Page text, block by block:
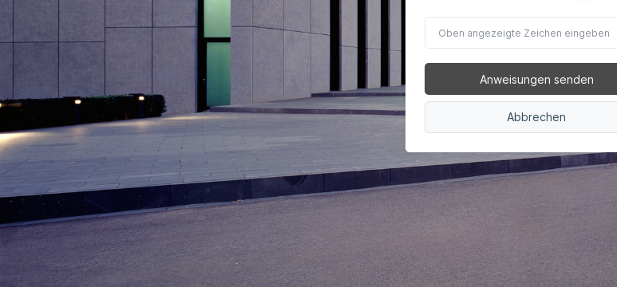
Oben
angezeigte
Anweisungen senden
Abbrechen